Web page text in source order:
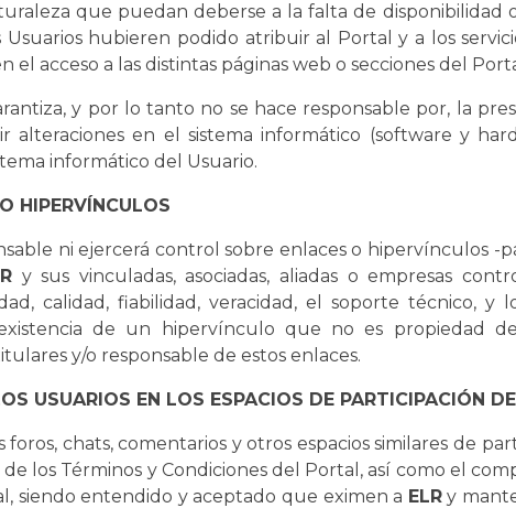
que puedan deberse a la falta de
hubieren podido atribuir al Portal y a los
el acceso a las distintas páginas web o secciones del
y por lo tanto no se hace responsable por, la
alteraciones en el sistema informático (software y
informático del Usuario.
HIPERVÍNCULOS
ni ejercerá control sobre enlaces o hipervínculos -
y sus vinculadas, asociadas, aliadas o empresas
calidad, fiabilidad, veracidad, el soporte técnico,
de un hipervínculo que no es propiedad
y/o responsable de estos enlaces.
USUARIOS EN LOS ESPACIOS DE PARTICIPACIÓN
foros, chats, comentarios y otros espacios similares de
los Términos y Condiciones del Portal, así como el
siendo entendido y aceptado que eximen a ELRy